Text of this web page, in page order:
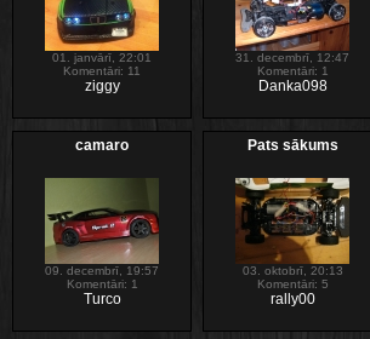
01. janvārī, 22:01
Komentāri: 11
ziggy
31. decembrī, 12:47
Komentāri: 1
Danka098
camaro
09. decembrī, 19:57
Komentāri: 1
Turco
Pats sākums
03. oktobrī, 20:13
Komentāri: 5
rally00